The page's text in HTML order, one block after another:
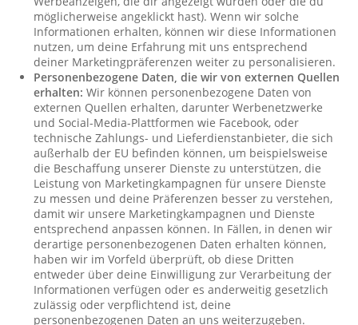
möglicherweise angeklickt hast). Wenn wir solche
Informationen erhalten, können wir diese Informationen
nutzen, um deine Erfahrung mit uns entsprechend
deiner Marketingpräferenzen weiter zu personalisieren.
Personenbezogene Daten, die wir von externen Quellen
erhalten: Wir können personenbezogene Daten von
externen Quellen erhalten, darunter Werbenetzwerke
und Social-Media-Plattformen wie Facebook, oder
technische Zahlungs- und Lieferdienstanbieter, die sich
außerhalb der EU befinden können, um beispielsweise
die Beschaffung unserer Dienste zu unterstützen, die
Leistung von Marketingkampagnen für unsere Dienste
zu messen und deine Präferenzen besser zu verstehen,
damit wir unsere Marketingkampagnen und Dienste
entsprechend anpassen können. In Fällen, in denen wir
derartige personenbezogenen Daten erhalten können,
haben wir im Vorfeld überprüft, ob diese Dritten
entweder über deine Einwilligung zur Verarbeitung der
Informationen verfügen oder es anderweitig gesetzlich
zulässig oder verpflichtend ist, deine
personenbezogenen Daten an uns weiterzugeben.